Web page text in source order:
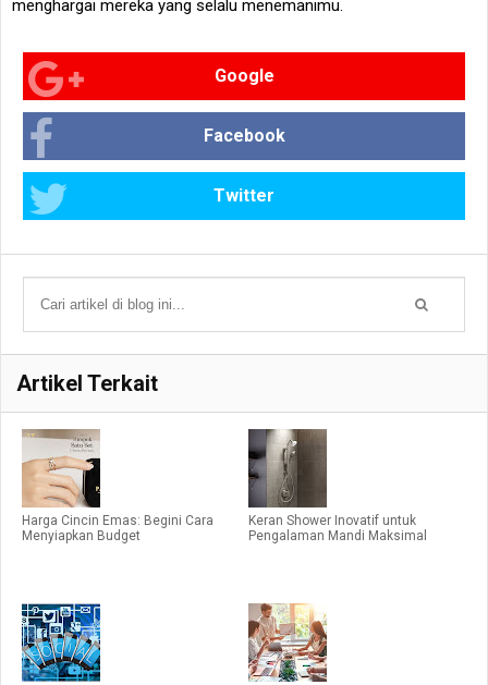
menghargai mereka yang selalu menemanimu.
Google
Facebook
Twitter
Artikel Terkait
Harga Cincin Emas: Begini Cara
Menyiapkan Budget
Keran Shower Inovatif untuk
Pengalaman Mandi Maksimal